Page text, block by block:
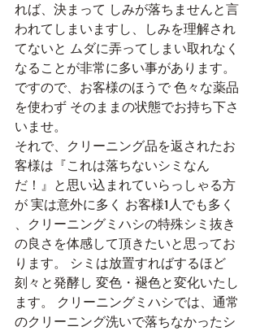
れば、決まって しみが落ちませんと言
われてしまいますし、しみを理解され
てないと ムダに弄ってしまい取れなく
なることが非常に多い事があります。
ですので、お客様のほうで 色々な薬品
を使わず そのままの状態でお持ち下さ
いませ。
それで、クリーニング品を返されたお
客様は『これは落ちないシミなん
だ！』と思い込まれていらっしゃる方
が 実は意外に多く お客様1人でも多く
、クリーニングミハシの特殊シミ抜き
の良さを体感して頂きたいと思ってお
ります。 シミは放置すればするほど
刻々と発酵し 変色・褪色と変化いたし
ます。 クリーニングミハシでは、通常
のクリーニング洗いで落ちなかったシ